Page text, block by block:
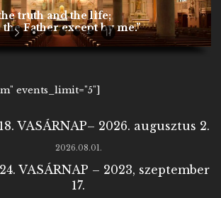
truth and the life;
Father except by me.”
events_limit="5"]
VASÁRNAP– 2026. augusztus 2.
2026.08.01.
VASÁRNAP – 2023, szeptember
17.